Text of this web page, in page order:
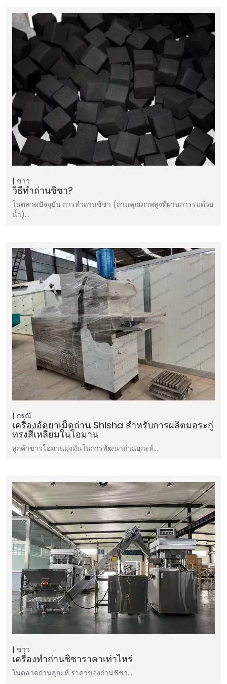
ข่าว
วิธีทำถ่านชิชา?
ในตลาดปัจจุบัน การทำถ่านชิช่า (ถ่านคุณภาพสูงที่ผ่านการรมด้วย
น้ำ)…
กรณี
เครื่องอัดยาเม็ดถ่าน Shisha สำหรับการผลิตมอระกู่
ทรงสี่เหลี่ยมในโอมาน
ลูกค้าชาวโอมานมุ่งมั่นในการพัฒนาถ่านฮุกะห์…
ข่าว
เครื่องทำถ่านชิชาราคาเท่าไหร่
ในตลาดถ่านฮุกะห์ ราคาของถ่านชิชา…